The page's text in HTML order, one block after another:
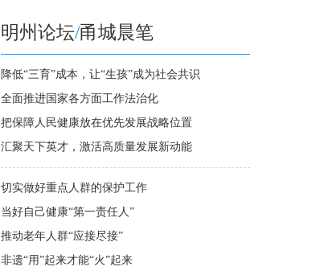
明州论坛/甬城晨笔
降低“三育”成本，让“生孩”成为社会共识
全面推进国家各方面工作法治化
把保障人民健康放在优先发展战略位置
汇聚天下英才，激活高质量发展新动能
切实做好重点人群的保护工作
当好自己健康“第一责任人”
推动老年人群“应接尽接”
非遗“用”起来才能“火”起来